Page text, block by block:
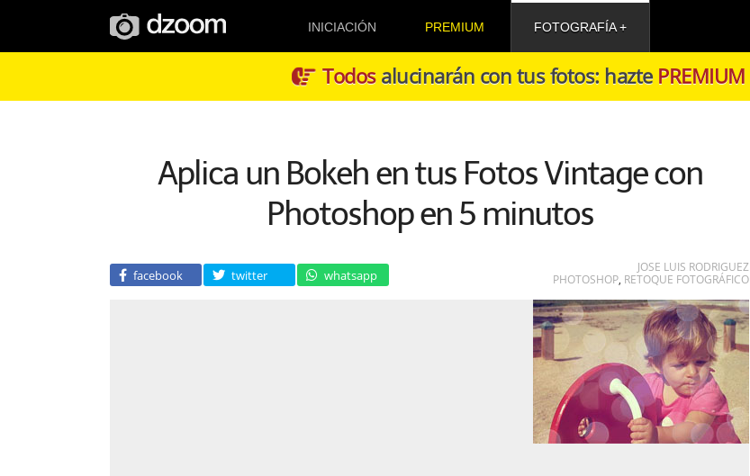
INICIACIÓN PREMIUM FOTOGRAFÍA
Todosalucinarán con tus fotos: hazte PREMIUM
Aplica un Bokeh en tus Fotos Vintage con
Photoshop en 5 minutos
facebook twitter whatsapp
JOSE LUIS RODRIGUEZ
PHOTOSHOP, RETOQUE FOTOGRÁFICO